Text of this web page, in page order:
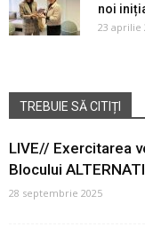
noi
23 aprilie
TREBUIE SĂ CITIȚI
LIVE// Exercitarea
Blocului
28 septembrie 2025